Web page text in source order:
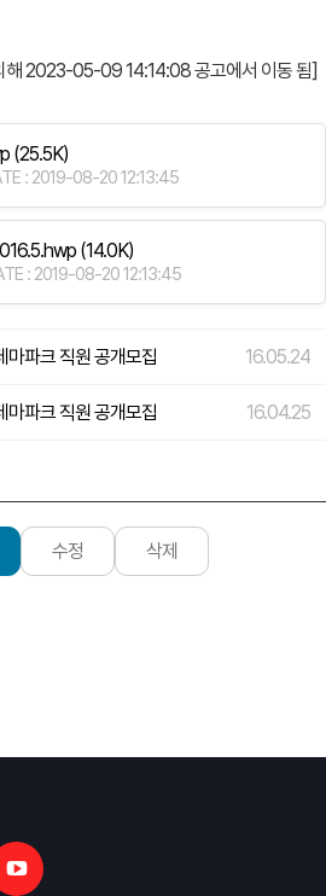
해 2023-05-09 14:14:08 공고에서 이동 됨]
(25.5K)
: 2019-08-20 12:13:45
(14.0K)
: 2019-08-20 12:13:45
마파크 직원 공개모집 16.05.24
마파크 직원 공개모집 16.04.25
수정 삭제